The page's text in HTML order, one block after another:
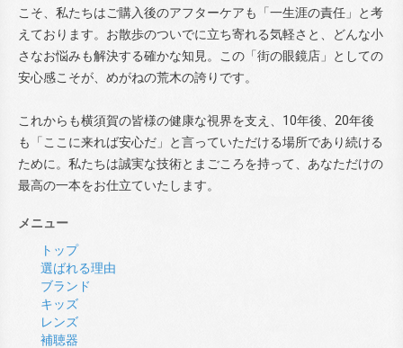
こそ、私たちはご購入後のアフターケアも「一生涯の責任」と考
えております。お散歩のついでに立ち寄れる気軽さと、どんな小
さなお悩みも解決する確かな知見。この「街の眼鏡店」としての
安心感こそが、めがねの荒木の誇りです。
これからも横須賀の皆様の健康な視界を支え、10年後、20年後
も「ここに来れば安心だ」と言っていただける場所であり続ける
ために。私たちは誠実な技術とまごころを持って、あなただけの
最高の一本をお仕立ていたします。
メニュー
トップ
選ばれる理由
ブランド
キッズ
レンズ
補聴器